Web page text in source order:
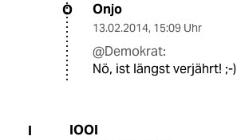
O Onjo
13.02.2014, 15:09 Uhr
@Demokrat:
Nö, ist längst verjährt! ;-)
I IOOI